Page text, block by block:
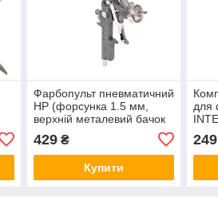
Фарбопульт пневматичний
HP (форсунка 1.5 мм,
верхній металевий бачок
600 мл) INTERTOOL [PT-
0205]
429₴
Купити
для
249